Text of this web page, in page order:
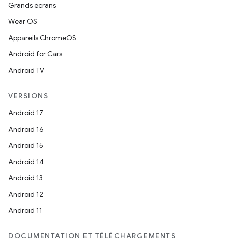
Grands écrans
Wear OS
Appareils ChromeOS
Android for Cars
Android TV
VERSIONS
Android 17
Android 16
Android 15
Android 14
Android 13
Android 12
Android 11
DOCUMENTATION ET TÉLÉCHARGEMENTS